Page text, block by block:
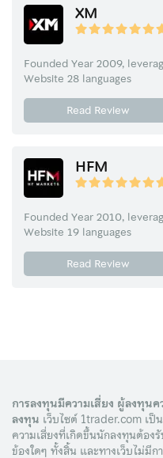
XM
Founded Year 2009,
Website 28 languages
Read Review
HFM
Founded Year 2010,
Website 19 languages
Read Review
การลงทุนมีความเสี่ยง ผู้ลงทุน
ลงทุน เว็บไซต์ 1trader.com เป็
ความเสี่ยงที่เกิดขึ้นนักลงทุนต้อง
ข้องใดๆ ทั้งสิ้น และทางเว็บไม่มี